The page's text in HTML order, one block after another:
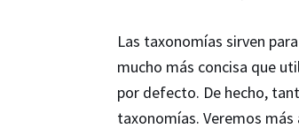
Las taxonomías sirven para
mucho más concisa que
por defecto. De hecho,
taxonomías. Veremos